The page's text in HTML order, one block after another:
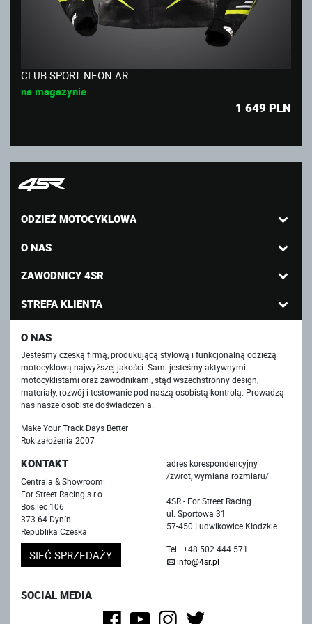
CLUB SPORT NEON AR
na magazynie
1 649 PLN
ODZIEŻ MOTOCYKLOWA
O NAS
ZAWODNICY 4SR
STREFA KLIENTA
O NAS
Jesteśmy czeską firmą, produkującą stylową i funkcjonalną odzieżą
motocyklową najwyższej jakości. Sami jesteśmy aktywnymi
motocyklistami oraz zawodnikami, stąd wszechstronny design,
materiały, rozwój i testowanie pod naszą osobistą kontrolą. Prowadzą
nas nasze osobiste doświadczenia.
Make Your Track Days Better
Rok założenia 2007
KONTAKT
Centrala & Showroom:
For Street Racing s.r.o.
Bošilec 106
373 64 Dynín
Republika Czeska
SIEĆ SPRZEDAŻY
adres korespondencyjny
/zwrot, wymiana rozmiaru/
4SR - For Street Racing
ul. Sportowa 31
57-450 Ludwikowice Kłodzkie
Tel.: +48 502 444 571
info@4sr.pl
SOCIAL MEDIA